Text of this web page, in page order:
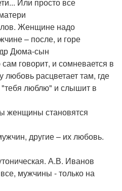
Или просто все
Женщине надо
– после, и горе
Дюма-сын
говорит, и сомневается в
расцветает там, где
"тебя люблю" и слышит в
женщины становятся
другие – их любовь.
А.В. Иванов
мужчины - только на